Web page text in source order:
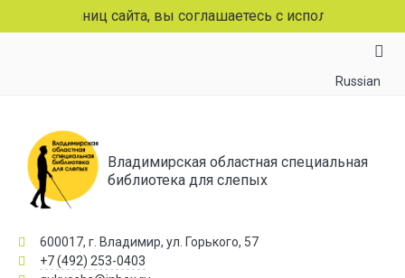
страниц сайта, вы соглашаетесь с использованием
Russian
Владимирская областная специальная
библиотека для слепых
600017, г. Владимир, ул. Горького, 57
+7 (492) 253-0403